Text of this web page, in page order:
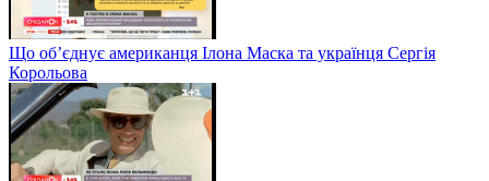
Що об’єднує американця Ілона Маска та українця Сергія
Корольова